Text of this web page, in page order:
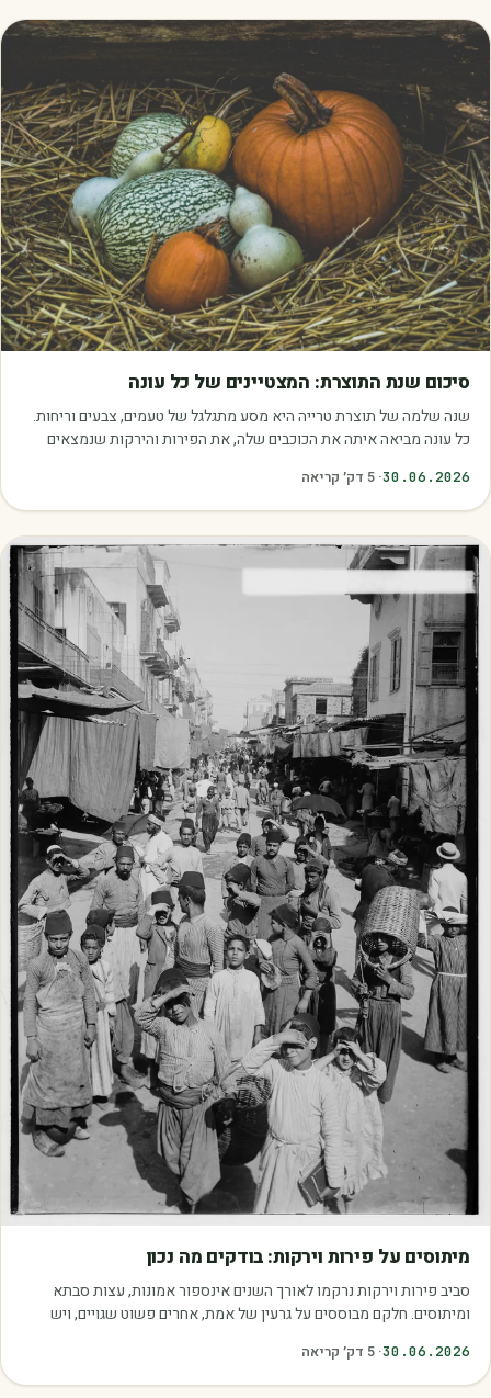
סיכום שנת התוצרת: המצטיינים של כל עונה
שנה שלמה של תוצרת טרייה היא מסע מתגלגל של טעמים, צבעים וריחות.
כל עונה מביאה איתה את הכוכבים שלה, את הפירות והירקות שנמצאים
30.06.2026
·
5 דק׳ קריאה
מיתוסים על פירות וירקות: בודקים מה נכון
סביב פירות וירקות נרקמו לאורך השנים אינספור אמונות, עצות סבתא
ומיתוסים. חלקם מבוססים על גרעין של אמת, אחרים פשוט שגויים, ויש
30.06.2026
·
5 דק׳ קריאה